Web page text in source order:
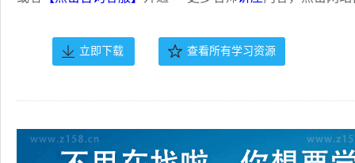
立即下载 查看所有学习资源